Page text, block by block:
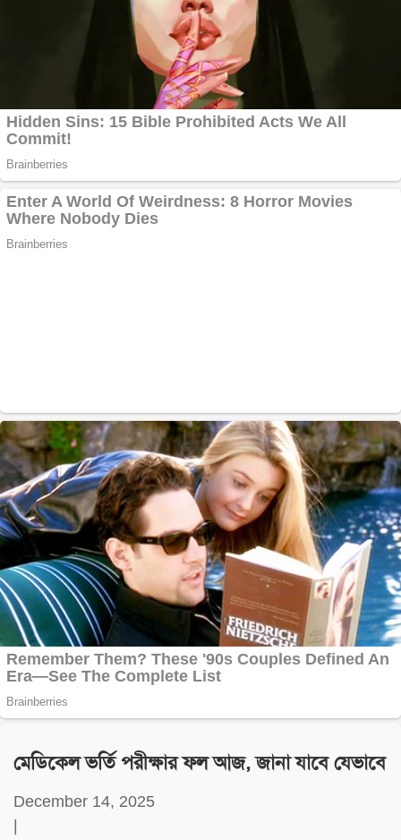
মেডিকেল ভর্তি পরীক্ষার ফল আজ, জানা যাবে যেভাবে
December 14, 2025
|